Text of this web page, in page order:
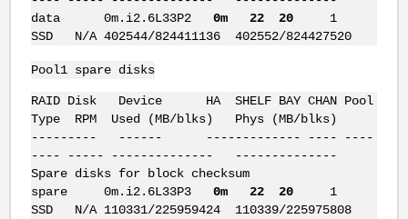
data 0m.i2.6L33P2 0m 22 201
SSD N/A 402544/824411136 402552/824427520
Pool1 spare disks
RAID Disk Device HA SHELF BAY CHAN Pool
Type RPM Used (MB/blks) Phys (MB/blks)
--------- ------ ------------- ---- ----
---- ----- -------------- --------------
Spare disks for block checksum
spare 0m.i2.6L33P3 0m 22 201
SSD N/A 110331/225959424 110339/225975808